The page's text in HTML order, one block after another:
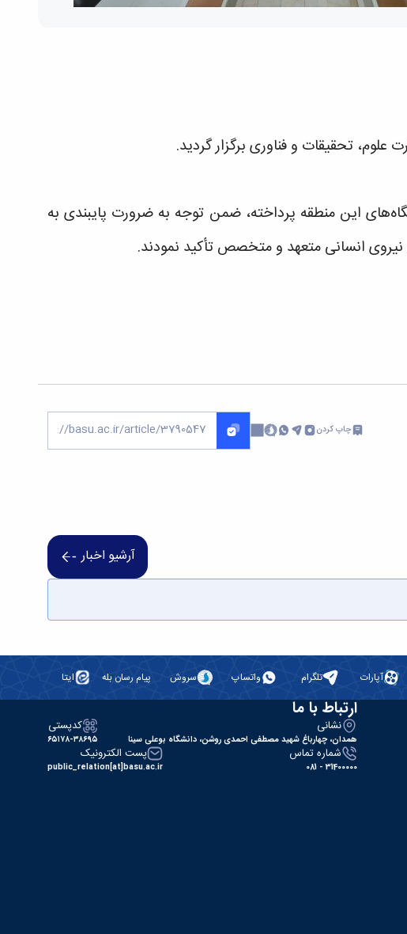
تحقیقات و فناوری برگزار گردید.
این منطقه پرداخته، ضمن توجه به ضرورت پایبندی به
نیروی انسانی متعهد و متخصص تأکید نمودند.
چاپ کردن
آرشیو اخبار
آپارات تلگرام واتساپ سروش پیام رسان بله ایتا
ارتباط با ما
نشانی
همدان، چهارباغ شهید مصطفی احمدی روشن، دانشگاه بوعلی سینا
کدپستی
۶۵۱۷۸-۳۸۶۹۵
شماره تماس
31400000 - 081
پست الکترونیک
public_relation[at]basu.ac.ir